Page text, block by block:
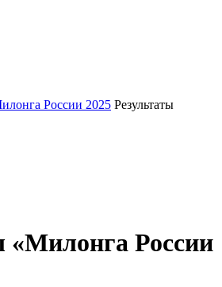
России 2025 Результаты
«Милонга России